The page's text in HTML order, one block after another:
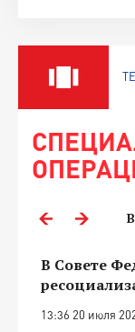
В Совете
13:36 20 июля